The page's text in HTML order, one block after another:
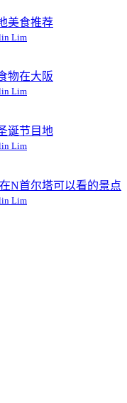
美食推荐
Lim
物在大阪
Lim
诞节目地
Lim
N首尔塔可以看的景点
Lim